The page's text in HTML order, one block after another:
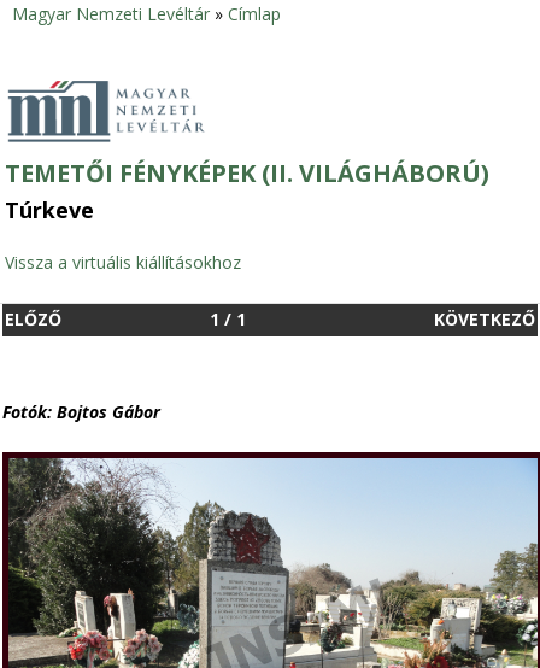
Jelenlegi
hely
Magyar Nemzeti Levéltár » Címlap
TEMETŐI FÉNYKÉPEK (II. VILÁGHÁBORÚ)
Túrkeve
Vissza a virtuális kiállításokhoz
ELŐZŐ KÖVETKEZŐ
1 / 1
Fotók: Bojtos Gábor